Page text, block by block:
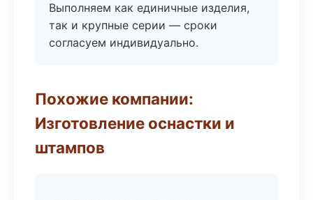
Выполняем как единичные изделия,
так и крупные серии — сроки
согласуем индивидуально.
Похожие компании:
Изготовление оснастки и
штампов